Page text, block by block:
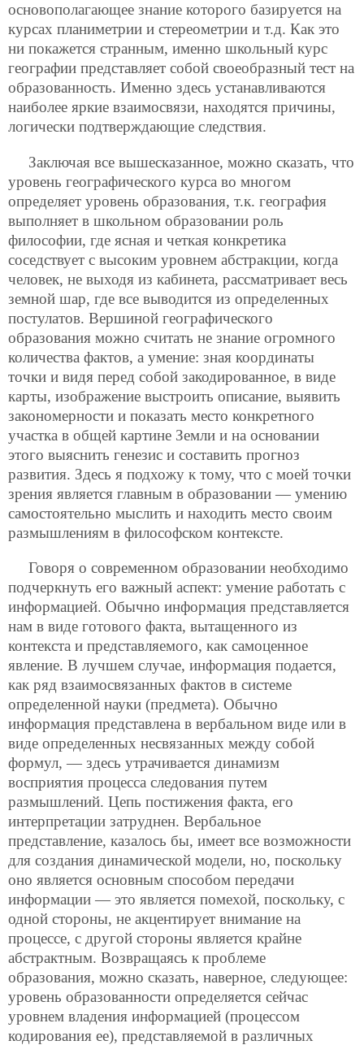
основополагающее знание которого базируется на
курсах планиметрии и стереометрии и т.д. Как это
ни покажется странным, именно школьный курс
географии представляет собой своеобразный тест на
образованность. Именно здесь устанавливаются
наиболее яркие взаимосвязи, находятся причины,
логически подтверждающие следствия.
Заключая все вышесказанное, можно сказать, что
уровень географического курса во многом
определяет уровень образования, т.к. география
выполняет в школьном образовании роль
философии, где ясная и четкая конкретика
соседствует с высоким уровнем абстракции, когда
человек, не выходя из кабинета, рассматривает весь
земной шар, где все выводится из определенных
постулатов. Вершиной географического
образования можно считать не знание огромного
количества фактов, а умение: зная координаты
точки и видя перед собой закодированное, в виде
карты, изображение выстроить описание, выявить
закономерности и показать место конкретного
участка в общей картине Земли и на основании
этого выяснить генезис и составить прогноз
развития. Здесь я подхожу к тому, что с моей точки
зрения является главным в образовании — умению
самостоятельно мыслить и находить место своим
размышлениям в философском контексте.
Говоря о современном образовании необходимо
подчеркнуть его важный аспект: умение работать с
информацией. Обычно информация представляется
нам в виде готового факта, вытащенного из
контекста и представляемого, как самоценное
явление. В лучшем случае, информация подается,
как ряд взаимосвязанных фактов в системе
определенной науки (предмета). Обычно
информация представлена в вербальном виде или в
виде определенных несвязанных между собой
формул, — здесь утрачивается динамизм
восприятия процесса следования путем
размышлений. Цепь постижения факта, его
интерпретации затруднен. Вербальное
представление, казалось бы, имеет все возможности
для создания динамической модели, но, поскольку
оно является основным способом передачи
информации — это является помехой, поскольку, с
одной стороны, не акцентирует внимание на
процессе, с другой стороны является крайне
абстрактным. Возвращаясь к проблеме
образования, можно сказать, наверное, следующее:
уровень образованности определяется сейчас
уровнем владения информацией (процессом
кодирования ее), представляемой в различных